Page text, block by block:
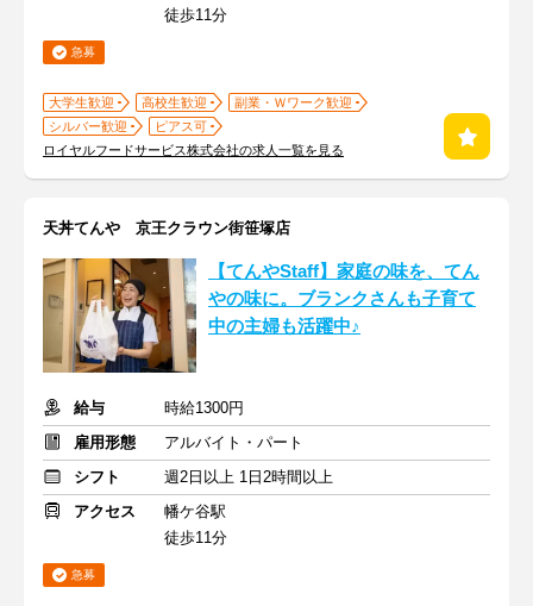
徒歩11分
急募
大学生歓迎 高校生歓迎
副業・Ｗワーク歓迎
シルバー歓迎
ピアス可
ロイヤルフードサービス株式会社の求人一覧を見る
天丼てんや 京王クラウン街笹塚店
【てんやStaff】家庭の味を、てん
やの味に。ブランクさんも子育て
中の主婦も活躍中♪
給与
時給1300円
雇用形態
アルバイト・パート
シフト
週2日以上 1日2時間以上
アクセス
幡ケ谷駅
徒歩11分
急募